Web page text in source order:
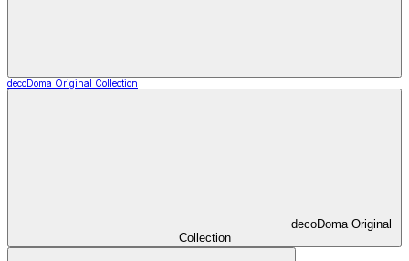
decoDoma Original Collection
decoDoma Original
Collection